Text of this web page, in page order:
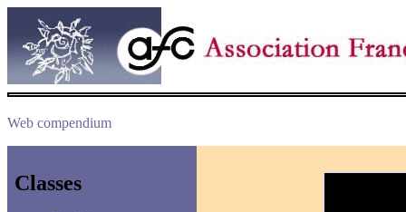
Web compendium
Classes